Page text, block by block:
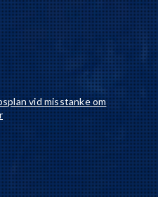
vid misstanke om